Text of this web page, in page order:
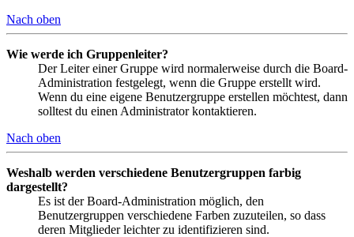
Nach oben
Wie werde ich Gruppenleiter?
Der Leiter einer Gruppe wird normalerweise durch die Board-
Administration festgelegt, wenn die Gruppe erstellt wird.
Wenn du eine eigene Benutzergruppe erstellen möchtest, dann
solltest du einen Administrator kontaktieren.
Nach oben
Weshalb werden verschiedene Benutzergruppen farbig
dargestellt?
Es ist der Board-Administration möglich, den
Benutzergruppen verschiedene Farben zuzuteilen, so dass
deren Mitglieder leichter zu identifizieren sind.